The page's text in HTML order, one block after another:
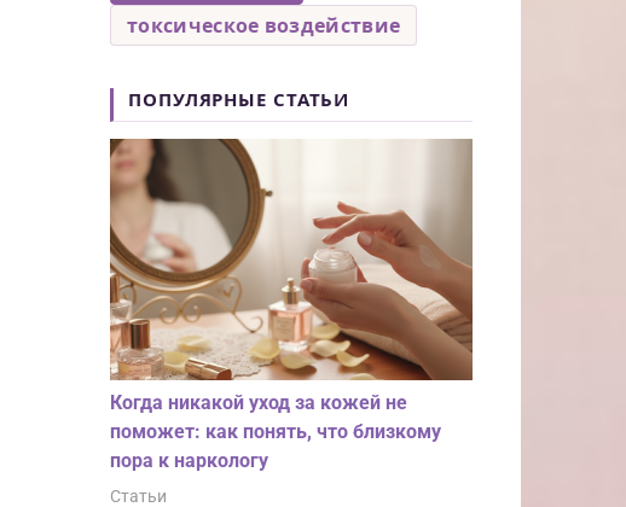
токсическое воздействие
ПОПУЛЯРНЫЕ СТАТЬИ
Когда никакой уход за кожей не
поможет: как понять, что близкому
пора к наркологу
Статьи